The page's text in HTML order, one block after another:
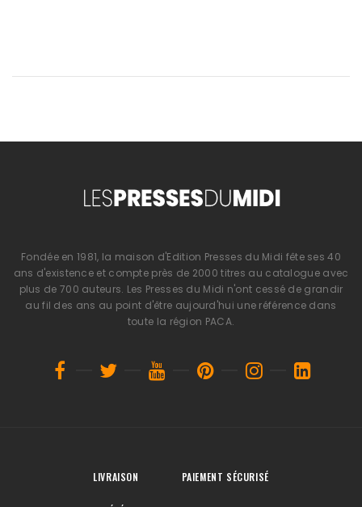
Fondée en 1981, la maison d'Edition Presses du Midi fête ses 40
ans d'existence et compte près de 2000 titres au catalogue avec
plus de 700 auteurs. Les Presses du Midi n'ont cessé de grandir
au fil des ans au point d'être aujourd'hui une référence dans
toute la région PACA.
LIVRAISON PAIEMENT SÉCURISÉ